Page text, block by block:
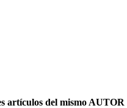
artículos del mismo